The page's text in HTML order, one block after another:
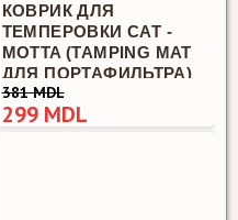
КОВРИК ДЛЯ
ТЕМПЕРОВКИ CAT -
MOTTA (TAMPING MAT
ДЛЯ ПОРТАФИЛЬТРА)
381 MDL
299 MDL